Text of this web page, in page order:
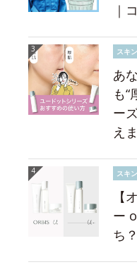
｜
スキ
あ
も“
ー
え
スキ
【
ー
ち